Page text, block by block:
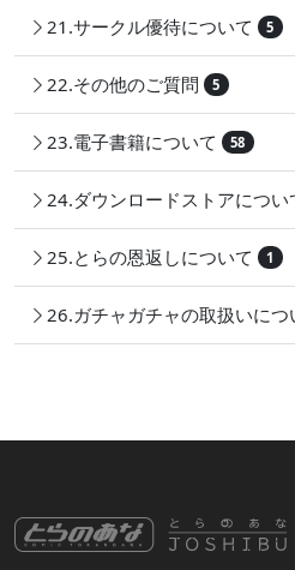
21.サークル優待について 5
22.その他のご質問 5
23.電子書籍について 58
24.ダウンロードストアについ
25.とらの恩返しについて 1
26.ガチャガチャの取扱いにつ